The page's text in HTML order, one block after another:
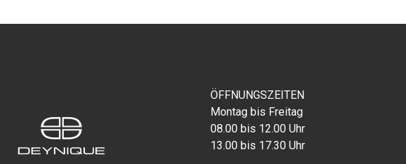
ÖFFNUNGSZEITEN
Montag bis Freitag
08.00 bis 12.00 Uhr
13.00 bis 17.30 Uhr